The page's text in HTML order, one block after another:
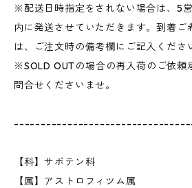
※配送日時指定をされない場合は、5
内に発送させていただきます。到着ご
は、ご注文時の備考欄にご記入くださ
※SOLD OUTの場合の再入荷のご依頼
問合せくださいませ。
【科】サボテン科
【属】アストロフィツム属